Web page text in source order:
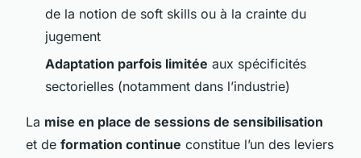
de la notion de soft skills ou à la crainte du
jugement
Adaptation parfois limitée aux spécificités
sectorielles (notamment dans l’industrie)
La mise en place de sessions de sensibilisation
et de formation continue constitue l’un des leviers